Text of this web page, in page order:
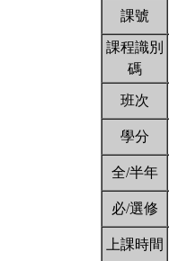
課號
課程識別
碼
班次
學分
全/半年
必/選修
上課時間